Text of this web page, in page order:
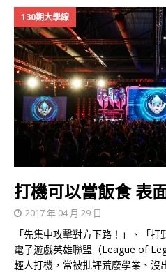
130期大學線
打機可以當飯食 表
2017 年 04 月 29 日
「先集中攻擊對方下路！」、「
電子遊戲英雄聯盟（League of
輕人打機，常被批評荒廢學業、沒